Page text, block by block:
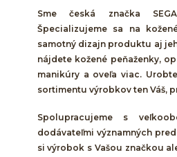
Sme česká značka
Špecializujeme sa na
samotný dizajn produktu aj
nájdete kožené peňaženky,
manikúry a oveľa viac.
sortimentu výrobkov ten Váš,
Spolupracujeme s
dodávateľmi významných
si výrobok s Vašou značkou